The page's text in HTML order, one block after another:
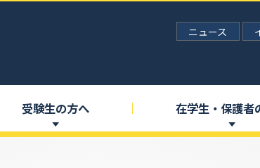
ニュース
受験生の方へ 在学生 ・保護者